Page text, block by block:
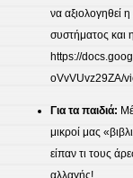
να αξιολογηθεί
συστήματος και
https://
oVvVUvz29ZA/
Για τα παιδιά:
μικροί μας
είπαν τι τους
αλλαγής!